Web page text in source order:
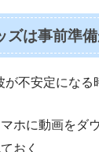
ズは事前準
不安定になる
ホに動画をダ
おく